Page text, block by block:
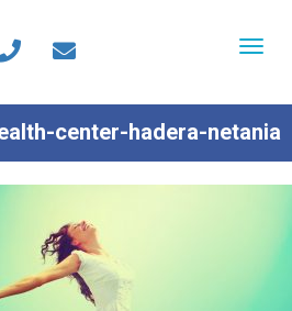
Toggle
center-hadera-netania